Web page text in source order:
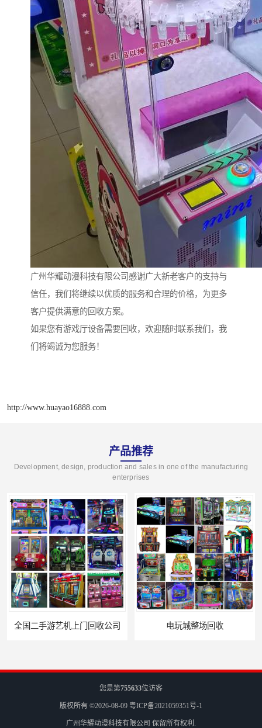
广州华耀动漫科技有限公司感谢广大新老客户的支持与
信任，我们将继续以优质的服务和合理的价格，为更多
客户提供满意的回收方案。
如果您有游戏厅设备需要回收，欢迎随时联系我们，我
们将竭诚为您服务！
http://www.huayao16888.com
产品推荐
Development, design, production and sales in one of the manufacturing
enterprises
电玩城整场回收 儿童机回收
您是第755633位访客
版权所有 ©2026-08-09 粤ICP备2021059351号-1
广州华耀动漫科技有限公司 保留所有权利.